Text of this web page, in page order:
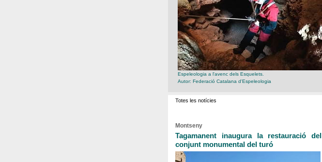
Espeleologia a l'avenc dels Esquelets.
Autor: Federació Catalana d'Espeleologia
Totes les notícies
Montseny
Tagamanent inaugura la restauració del
conjunt monumental del turó